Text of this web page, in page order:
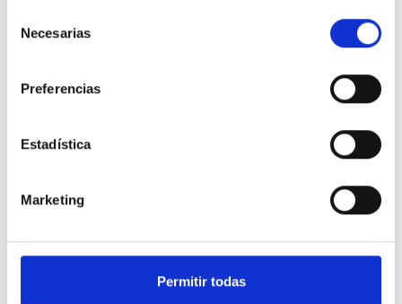
Necesarias
Preferencias
Estadística
Marketing
Permitir todas
Soluciones en equipamiento
de Hostelería y frío industrial.